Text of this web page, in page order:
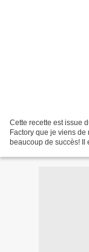
Cette recette est issue
Factory que je viens
beaucoup de succès! Il